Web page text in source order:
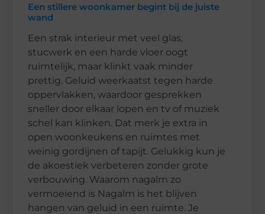
Een stillere woonkamer begint bij de juiste
wand
Een strak interieur met veel glas,
stucwerk en een harde vloer oogt
ruimtelijk, maar klinkt vaak minder
prettig. Geluid weerkaatst tegen harde
oppervlakken, waardoor gesprekken
sneller door elkaar lopen en tv of muziek
schel kan klinken. Dat merk je extra in
open woonkeukens en ruimtes met
weinig gordijnen of tapijt. Gelukkig kun je
de akoestiek verbeteren zonder grote
verbouwing. Waarom nagalm zo
vermoeiend is Nagalm is het blijven
hangen van geluid in een ruimte. Je